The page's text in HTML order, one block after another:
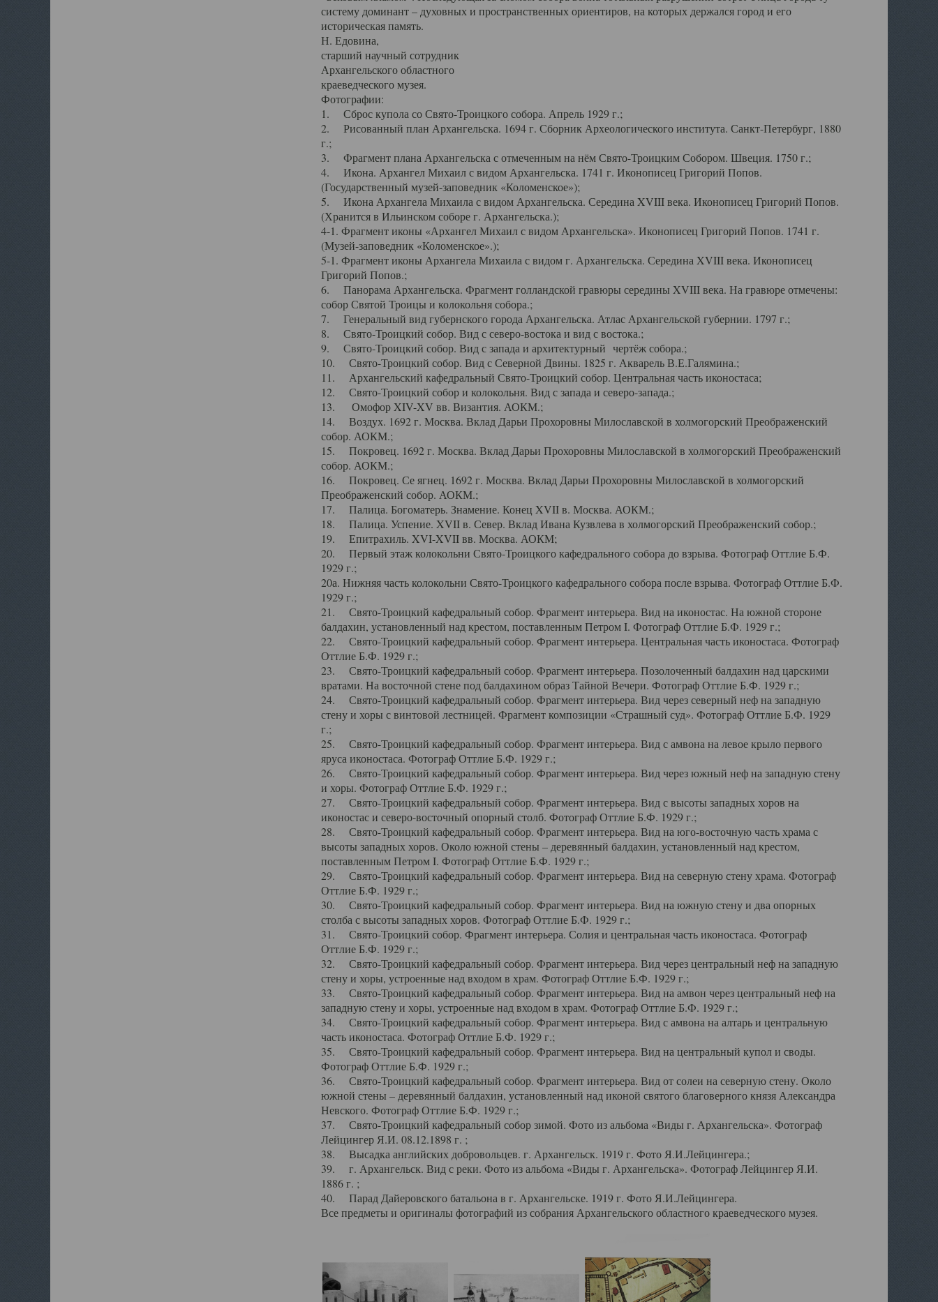
систему доминант – духовных и пространственных ориентиров, на которых держался город и его
историческая память.
Н. Едовина,
старший научный сотрудник
Архангельского областного
краеведческого музея.
Фотографии:
1. Сброс купола со Свято-Троицкого собора. Апрель 1929 г.;
2. Рисованный план Архангельска. 1694 г. Сборник Археологического института. Санкт-Петербург, 1880
г.;
3. Фрагмент плана Архангельска с отмеченным на нём Свято-Троицким Собором. Швеция. 1750 г.;
4. Икона. Архангел Михаил с видом Архангельска. 1741 г. Иконописец Григорий Попов.
(Государственный музей-заповедник «Коломенское»);
5. Икона Архангела Михаила с видом Архангельска. Середина XVIII века. Иконописец Григорий Попов.
(Хранится в Ильинском соборе г. Архангельска.);
4-1. Фрагмент иконы «Архангел Михаил с видом Архангельска». Иконописец Григорий Попов. 1741 г.
(Музей-заповедник «Коломенское».);
5-1. Фрагмент иконы Архангела Михаила с видом г. Архангельска. Середина XVIII века. Иконописец
Григорий Попов.;
6. Панорама Архангельска. Фрагмент голландской гравюры середины XVIII века. На гравюре отмечены:
собор Святой Троицы и колокольня собора.;
7. Генеральный вид губернского города Архангельска. Атлас Архангельской губернии. 1797 г.;
8. Свято-Троицкий собор. Вид с северо-востока и вид с востока.;
9. Свято-Троицкий собор. Вид с запада и архитектурный чертёж собора.;
10. Свято-Троицкий собор. Вид с Северной Двины. 1825 г. Акварель В.Е.Галямина.;
11. Архангельский кафедральный Свято-Троицкий собор. Центральная часть иконостаса;
12. Свято-Троицкий собор и колокольня. Вид с запада и северо-запада.;
13. Омофор XIV-XV вв. Византия. АОКМ.;
14. Воздух. 1692 г. Москва. Вклад Дарьи Прохоровны Милославской в холмогорский Преображенский
собор. АОКМ.;
15. Покровец. 1692 г. Москва. Вклад Дарьи Прохоровны Милославской в холмогорский Преображенский
собор. АОКМ.;
16. Покровец. Се ягнец. 1692 г. Москва. Вклад Дарьи Прохоровны Милославской в холмогорский
Преображенский собор. АОКМ.;
17. Палица. Богоматерь. Знамение. Конец XVII в. Москва. АОКМ.;
18. Палица. Успение. XVII в. Север. Вклад Ивана Кузвлева в холмогорский Преображенский собор.;
19. Епитрахиль. XVI-XVII вв. Москва. АОКМ;
20. Первый этаж колокольни Свято-Троицкого кафедрального собора до взрыва. Фотограф Оттлие Б.Ф.
1929 г.;
20а. Нижняя часть колокольни Свято-Троицкого кафедрального собора после взрыва. Фотограф Оттлие Б.Ф.
1929 г.;
21. Свято-Троицкий кафедральный собор. Фрагмент интерьера. Вид на иконостас. На южной стороне
балдахин, установленный над крестом, поставленным Петром I. Фотограф Оттлие Б.Ф. 1929 г.;
22. Свято-Троицкий кафедральный собор. Фрагмент интерьера. Центральная часть иконостаса. Фотограф
Оттлие Б.Ф. 1929 г.;
23. Свято-Троицкий кафедральный собор. Фрагмент интерьера. Позолоченный балдахин над царскими
вратами. На восточной стене под балдахином образ Тайной Вечери. Фотограф Оттлие Б.Ф. 1929 г.;
24. Свято-Троицкий кафедральный собор. Фрагмент интерьера. Вид через северный неф на западную
стену и хоры с винтовой лестницей. Фрагмент композиции «Страшный суд». Фотограф Оттлие Б.Ф. 1929
г.;
25. Свято-Троицкий кафедральный собор. Фрагмент интерьера. Вид с амвона на левое крыло первого
яруса иконостаса. Фотограф Оттлие Б.Ф. 1929 г.;
26. Свято-Троицкий кафедральный собор. Фрагмент интерьера. Вид через южный неф на западную стену
и хоры. Фотограф Оттлие Б.Ф. 1929 г.;
27. Свято-Троицкий кафедральный собор. Фрагмент интерьера. Вид с высоты западных хоров на
иконостас и северо-восточный опорный столб. Фотограф Оттлие Б.Ф. 1929 г.;
28. Свято-Троицкий кафедральный собор. Фрагмент интерьера. Вид на юго-восточную часть храма с
высоты западных хоров. Около южной стены – деревянный балдахин, установленный над крестом,
поставленным Петром I. Фотограф Оттлие Б.Ф. 1929 г.;
29. Свято-Троицкий кафедральный собор. Фрагмент интерьера. Вид на северную стену храма. Фотограф
Оттлие Б.Ф. 1929 г.;
30. Свято-Троицкий кафедральный собор. Фрагмент интерьера. Вид на южную стену и два опорных
столба с высоты западных хоров. Фотограф Оттлие Б.Ф. 1929 г.;
31. Свято-Троицкий собор. Фрагмент интерьера. Солия и центральная часть иконостаса. Фотограф
Оттлие Б.Ф. 1929 г.;
32. Свято-Троицкий кафедральный собор. Фрагмент интерьера. Вид через центральный неф на западную
стену и хоры, устроенные над входом в храм. Фотограф Оттлие Б.Ф. 1929 г.;
33. Свято-Троицкий кафедральный собор. Фрагмент интерьера. Вид на амвон через центральный неф на
западную стену и хоры, устроенные над входом в храм. Фотограф Оттлие Б.Ф. 1929 г.;
34. Свято-Троицкий кафедральный собор. Фрагмент интерьера. Вид с амвона на алтарь и центральную
часть иконостаса. Фотограф Оттлие Б.Ф. 1929 г.;
35. Свято-Троицкий кафедральный собор. Фрагмент интерьера. Вид на центральный купол и своды.
Фотограф Оттлие Б.Ф. 1929 г.;
36. Свято-Троицкий кафедральный собор. Фрагмент интерьера. Вид от солеи на северную стену. Около
южной стены – деревянный балдахин, установленный над иконой святого благоверного князя Александра
Невского. Фотограф Оттлие Б.Ф. 1929 г.;
37. Свято-Троицкий кафедральный собор зимой. Фото из альбома «Виды г. Архангельска». Фотограф
Лейцингер Я.И. 08.12.1898 г. ;
38. Высадка английских добровольцев. г. Архангельск. 1919 г. Фото Я.И.Лейцингера.;
39. г. Архангельск. Вид с реки. Фото из альбома «Виды г. Архангельска». Фотограф Лейцингер Я.И.
1886 г. ;
40. Парад Дайеровского батальона в г. Архангельске. 1919 г. Фото Я.И.Лейцингера.
Все предметы и оригиналы фотографий из собрания Архангельского областного краеведческого музея.